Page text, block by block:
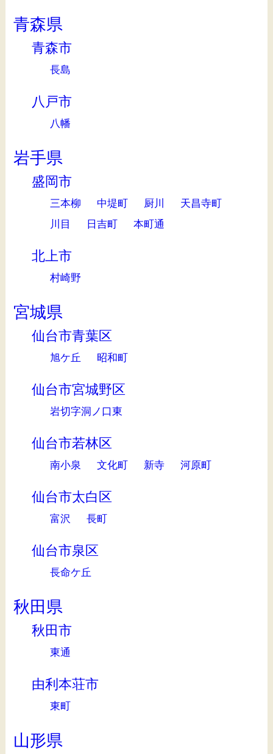
青森県
青森市
長島
八戸市
八幡
岩手県
盛岡市
三本柳 中堤町 厨川
天昌寺町
川目
日吉町 本町通
北上市
村崎野
宮城県
仙台市青葉区
旭ケ丘 昭和町
仙台市宮城野区
岩切字洞ノ口東
仙台市若林区
南小泉 文化町 新寺 河原町
仙台市太白区
富沢 長町
仙台市泉区
長命ケ丘
秋田県
秋田市
東通
由利本荘市
東町
山形県